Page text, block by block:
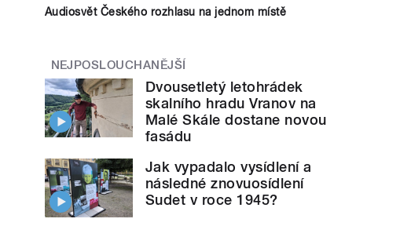
Audiosvět Českého rozhlasu na jednom místě
NEJPOSLOUCHANĚJŠÍ
Dvousetletý letohrádek
skalního hradu Vranov na
Malé Skále dostane novou
fasádu
Jak vypadalo vysídlení a
následné znovuosídlení
Sudet v roce 1945?